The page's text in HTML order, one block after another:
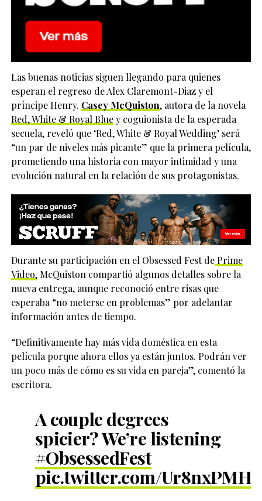
Las buenas noticias siguen llegando para quienes
esperan el regreso de Alex Claremont-Diaz y el
príncipe Henry. Casey McQuiston, autora de la novela
Red, White & Royal Bluey coguionista de la esperada
secuela, reveló que ‘Red, White & Royal Wedding’ será
“un par de niveles más picante” que la primera película,
prometiendo una historia con mayor intimidad y una
evolución natural en la relación de sus protagonistas.
Durante su participación en el Obsessed Fest dePrime
Video,McQuiston compartió algunos detalles sobre la
nueva entrega, aunque reconoció entre risas que
esperaba “no meterse en problemas” por adelantar
información antes de tiempo.
“Definitivamente hay más vida doméstica en esta
película porque ahora ellos ya están juntos. Podrán ver
un poco más de cómo es su vida en pareja”, comentó la
escritora.
A couple degrees
spicier? We’re listening
#ObsessedFest
pic.twitter.com/